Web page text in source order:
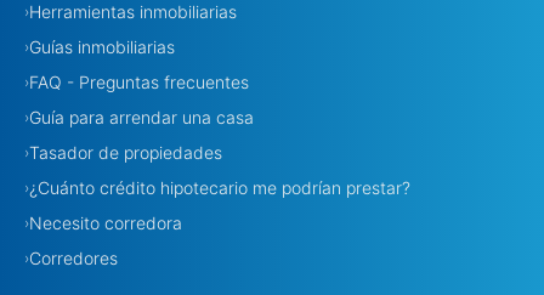
›Herramientas inmobiliarias
›Guías inmobiliarias
›FAQ - Preguntas frecuentes
›Guía para arrendar una casa
›Tasador de propiedades
›¿Cuánto crédito hipotecario me podrían prestar?
›Necesito corredora
›Corredores